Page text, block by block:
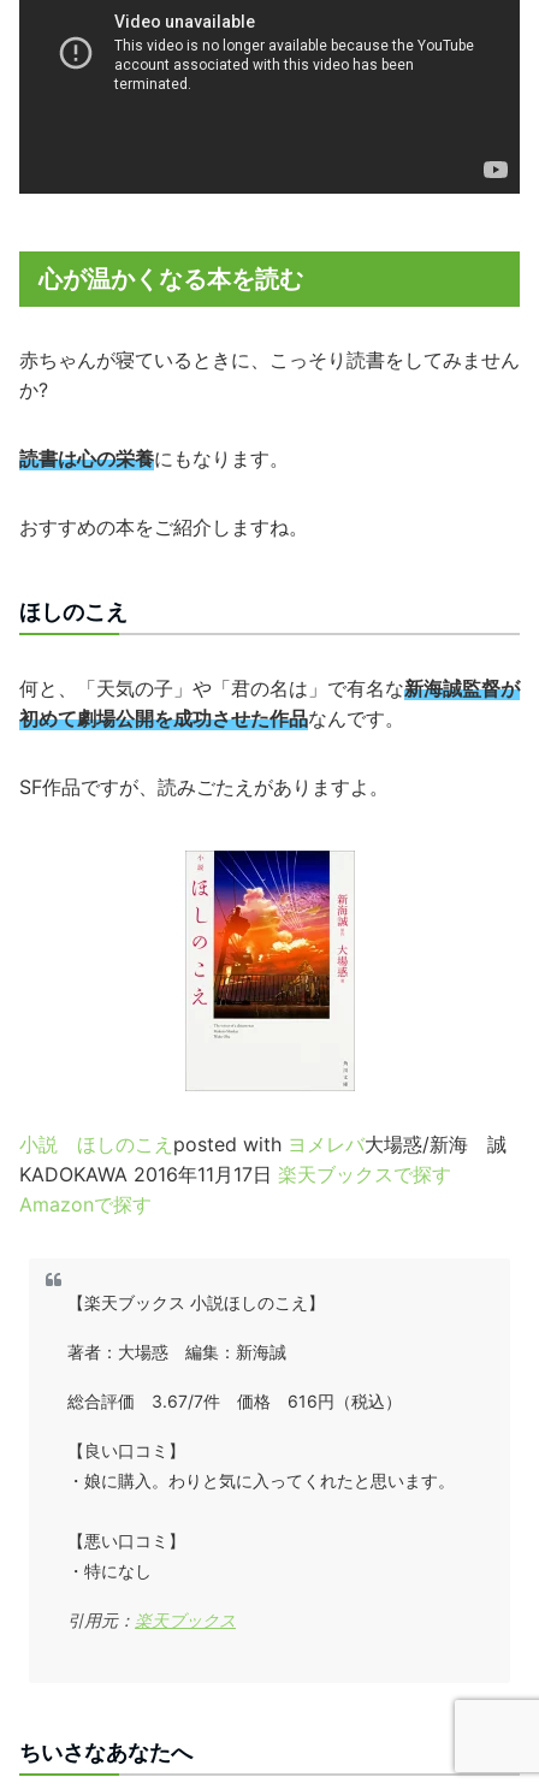
心が温かくなる本を読む
赤ちゃんが寝ているときに、こっそり読書をしてみません
か?
読書は心の栄養にもなります。
おすすめの本をご紹介しますね。
ほしのこえ
何と、「天気の子」や「君の名は」で有名な新海誠監督が
初めて劇場公開を成功させた作品なんです。
SF作品ですが、読みごたえがありますよ。
小説 ほしのこえ posted with ヨメレバ大場惑/新海 誠
KADOKAWA 2016年11月17日 楽天ブックスで探す
Amazonで探す
【楽天ブックス 小説ほしのこえ】
著者：大場惑 編集：新海誠
総合評価 3.67/7件 価格 616円（税込）
【良い口コミ】
・娘に購入。わりと気に入ってくれたと思います。
【悪い口コミ】
・特になし
引用元： 楽天ブックス
ちいさなあなたへ